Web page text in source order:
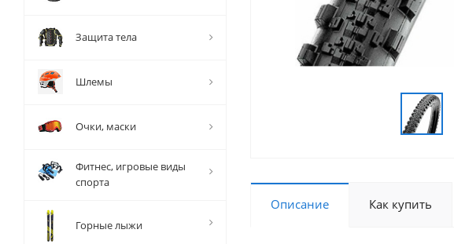
Описание Как купить
Защита тела
Шлемы
Очки, маски
Фитнес, игровые виды
спорта
Горные лыжи